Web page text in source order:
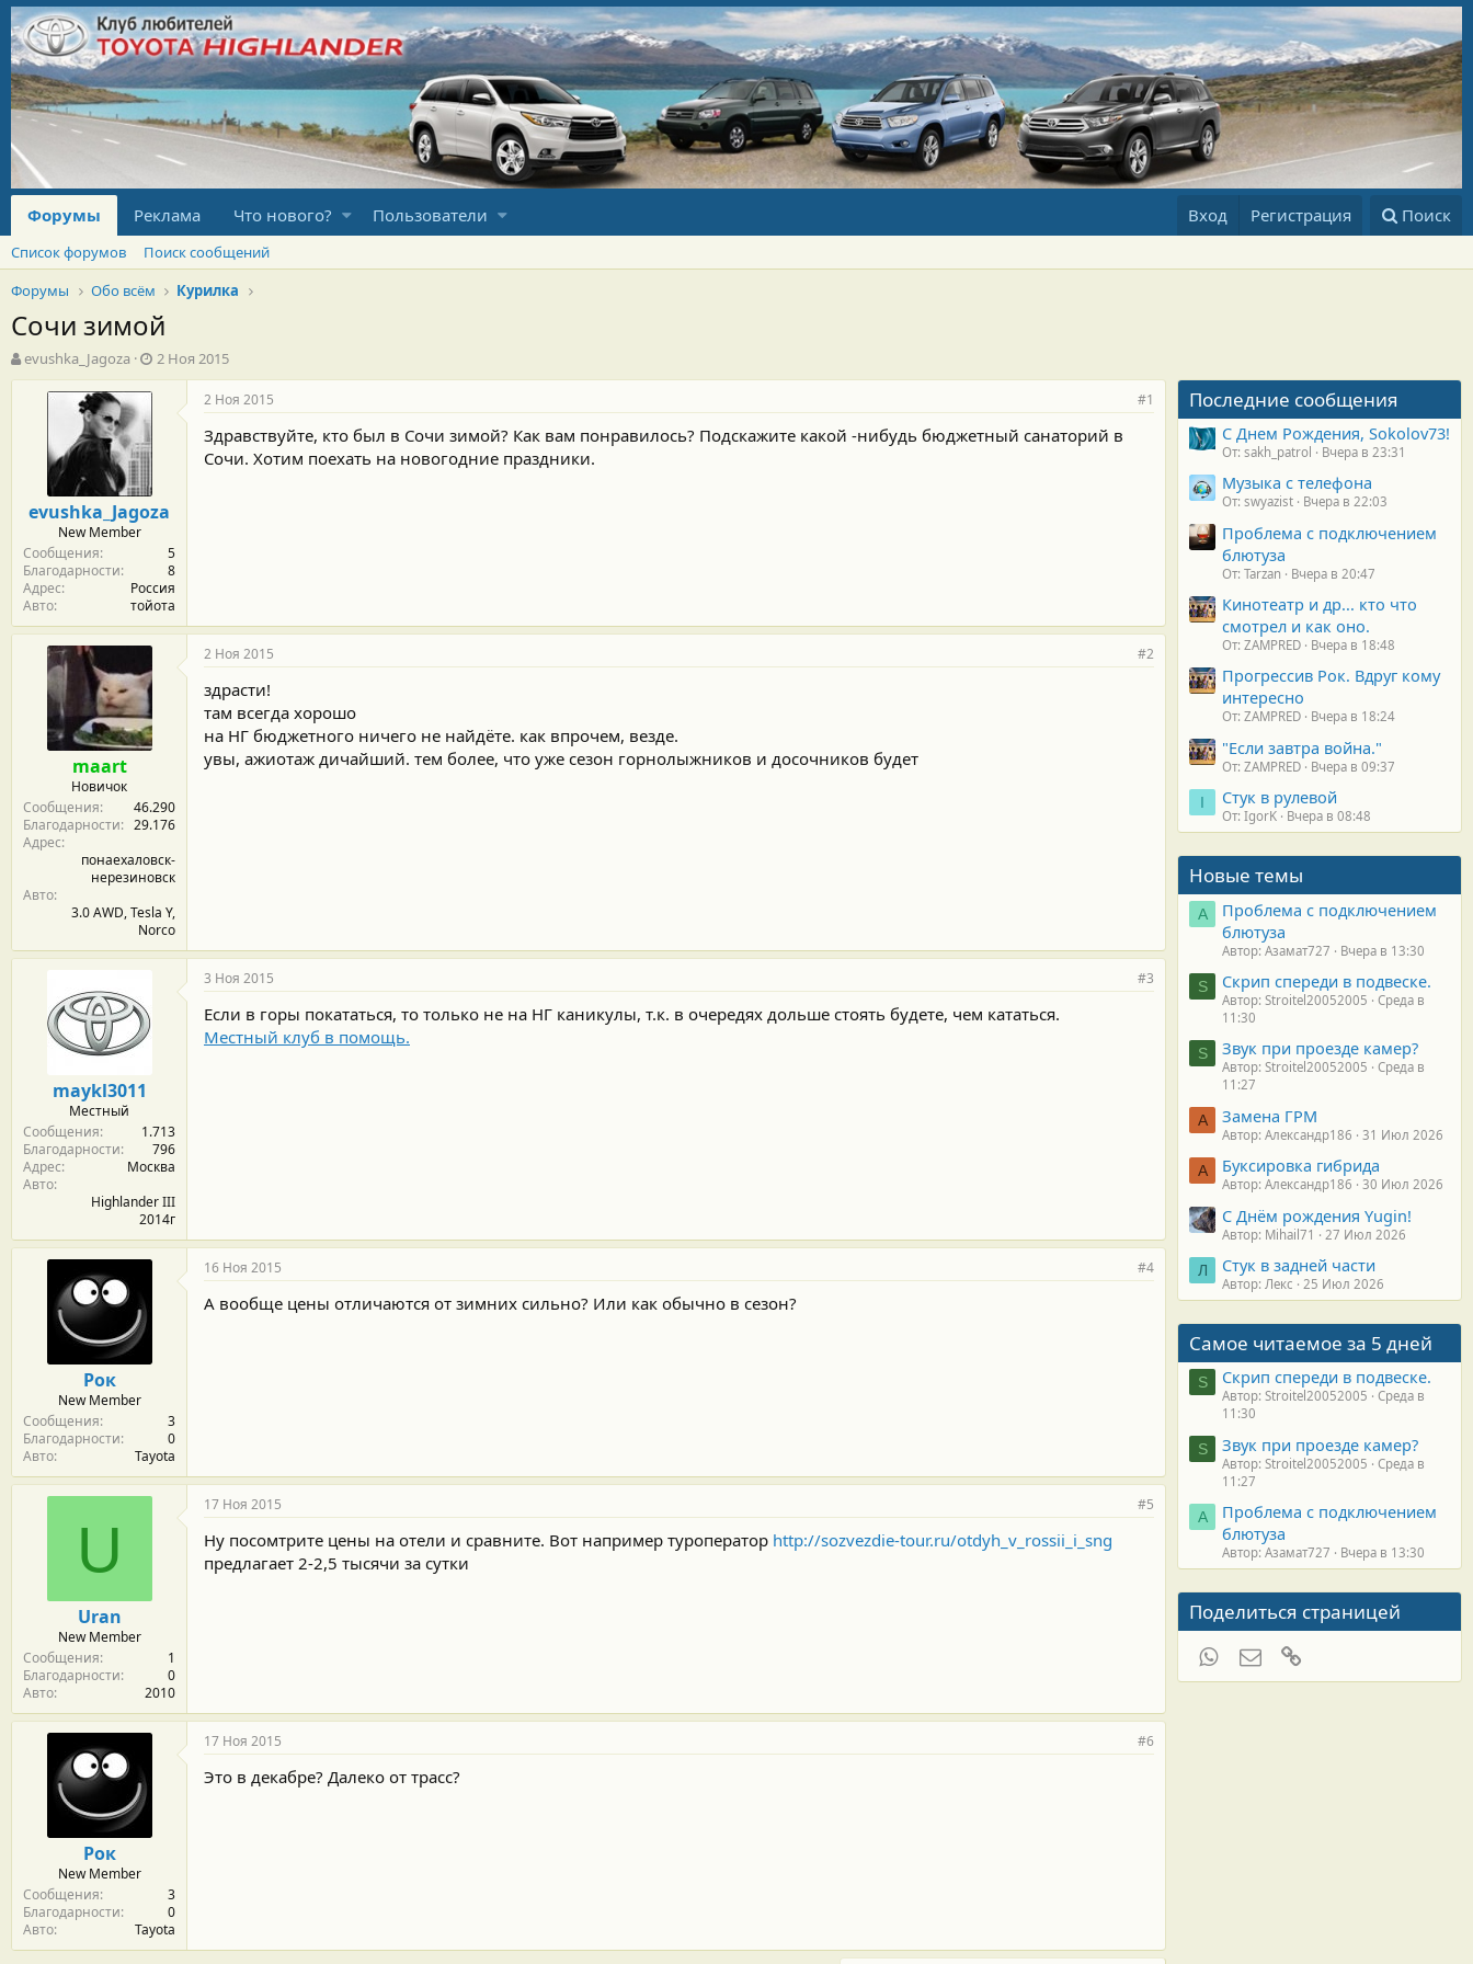
Форумы Реклама Что нового? Пользователи Вход Регистрация Поиск
Список форумов
Поиск сообщений
Форумы
Обо всём Курилка
Сочи зимой
А
в
ы
evushka_Jagoza
Д
а
л
2 Ноя 2015
evushka_Jagoza
New Member
Сообщения
5
Благодарности
8
Адрес
Россия
Авто
тойота
2 Ноя 2015 #1
Здравствуйте, кто был в Сочи зимой? Как вам понравилось? Подскажите какой -нибудь бюджетный санаторий в
Сочи. Хотим поехать на новогодние праздники.
maart
Новичок
Сообщения
46.290
Благодарности
29.176
Адрес
понаехаловск-
нерезиновск
Авто
3.0 AWD, Tesla Y,
Norco
2 Ноя 2015 #2
здрасти!
там всегда хорошо
на НГ бюджетного ничего не найдёте. как впрочем, везде.
увы, ажиотаж дичайший. тем более, что уже сезон горнолыжников и досочников будет
maykl3011
Местный
Сообщения
1.713
Благодарности
796
Адрес
Москва
Авто
Highlander III
2014г
3 Ноя 2015 #3
Если в горы покататься, то только не на НГ каникулы, т.к. в очередях дольше стоять будете, чем кататься.
Местный клуб в помощь.
Рок
New Member
Сообщения
3
Благодарности
0
Авто
Tayota
16 Ноя 2015 #4
А вообще цены отличаются от зимних сильно? Или как обычно в сезон?
U
Uran
New Member
Сообщения
1
Благодарности
0
Авто
2010
17 Ноя 2015 #5
Ну посомтрите цены на отели и сравните. Вот например туроператор http://sozvezdie-tour.ru/otdyh_v_rossii_i_sng
предлагает 2-2,5 тысячи за сутки
Рок
New Member
Сообщения
3
Благодарности
0
Авто
Tayota
17 Ноя 2015 #6
Это в декабре? Далеко от трасс?
Последние сообщения
С Днем Рождения, Sokolov73!
От: sakh_patrol Вчера в 23:31
Музыка с телефона
От: swyazist Вчера в 22:03
Проблема с подключением
блютуза
От: Tarzan Вчера в 20:47
Кинотеатр и др... кто что
смотрел и как оно.
От: ZAMPRED Вчера в 18:48
Прогрессив Рок. Вдруг кому
интересно
От: ZAMPRED Вчера в 18:24
"Если завтра война."
От: ZAMPRED Вчера в 09:37
I Стук в рулевой
От: IgorK Вчера в 08:48
Новые темы
А
Проблема с подключением
блютуза
Автор: Азамат727 Вчера в 13:30
S Скрип спереди в подвеске.
Автор: Stroitel20052005
Среда в
11:30
S Звук при проезде камер?
Автор: Stroitel20052005
Среда в
11:27
А Замена ГРМ
Автор: Александр186 31 Июл 2026
А Буксировка гибрида
Автор: Александр186 30 Июл 2026
С Днём рождения Yugin!
Автор: Mihail71 27 Июл 2026
Л Стук в задней части
Автор: Лекс 25 Июл 2026
Самое читаемое за 5 дней
S Скрип спереди в подвеске.
Автор: Stroitel20052005
Среда в
11:30
S Звук при проезде камер?
Автор: Stroitel20052005
Среда в
11:27
А
Проблема с подключением
блютуза
Автор: Азамат727 Вчера в 13:30
Поделиться страницей
WhatsAppЭлектронная почта